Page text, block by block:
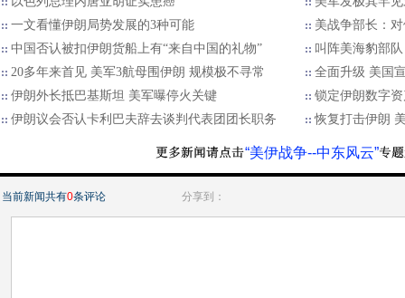
一文看懂伊朗局势发展的3种可能
美战争部长：
中国否认被扣伊朗货船上有“来自中国的礼物”
叫阵美海豹部
20多年来首见 美军3航母围伊朗 规模极不寻常
全面升级 美国
伊朗外长抵巴基斯坦 美军曝停火关键
锁定伊朗数字
伊朗议会否认卡利巴夫辞去谈判代表团团长职务
恢复打击伊朗
“美伊战争--中东风云”
当前新闻共有0条评论 分享到：